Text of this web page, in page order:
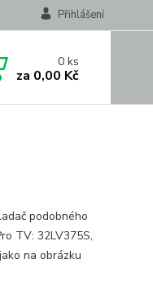
Přihlášení
0ks
za 0,00 Kč
podobného
TV: 32LV375S,
na obrázku